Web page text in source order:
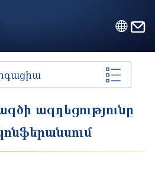
ազդեցությունը